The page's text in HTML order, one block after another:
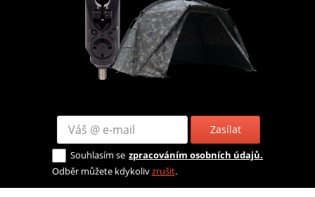
Zasílat
Souhlasím se zpracováním osobních údajů.
Odběr můžete kdykolivzrušit.